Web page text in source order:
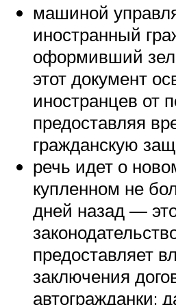
машиной
иностранный
оформивший
этот документ
иностранцев от
предоставляя
гражданскую
речь идет о
купленном не
дней назад —
предоставляет
заключения
автогражданки;